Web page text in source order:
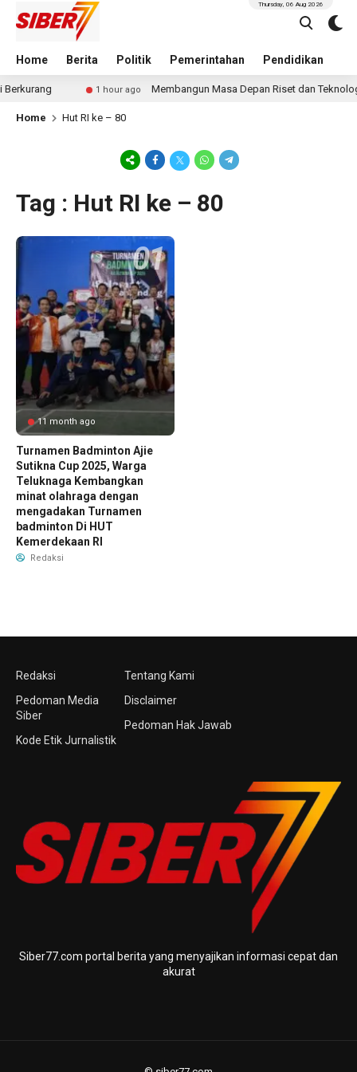
Home Berita Politik Pemerintahan Pendidikan
Thursday, 06 Aug 2026
1 hour ago Membangun Masa Depan Riset dan
Home Hut RI ke – 80
Tag : Hut RI ke – 80
11 month ago
Turnamen Badminton Ajie
Sutikna Cup 2025, Warga
Teluknaga Kembangkan
minat olahraga dengan
mengadakan Turnamen
badminton Di HUT
Kemerdekaan RI
Redaksi
Redaksi
Pedoman Media
Siber
Kode Etik Jurnalistik
Tentang Kami
Disclaimer
Pedoman Hak Jawab
Siber77.com portal berita yang menyajikan informasi cepat dan
akurat